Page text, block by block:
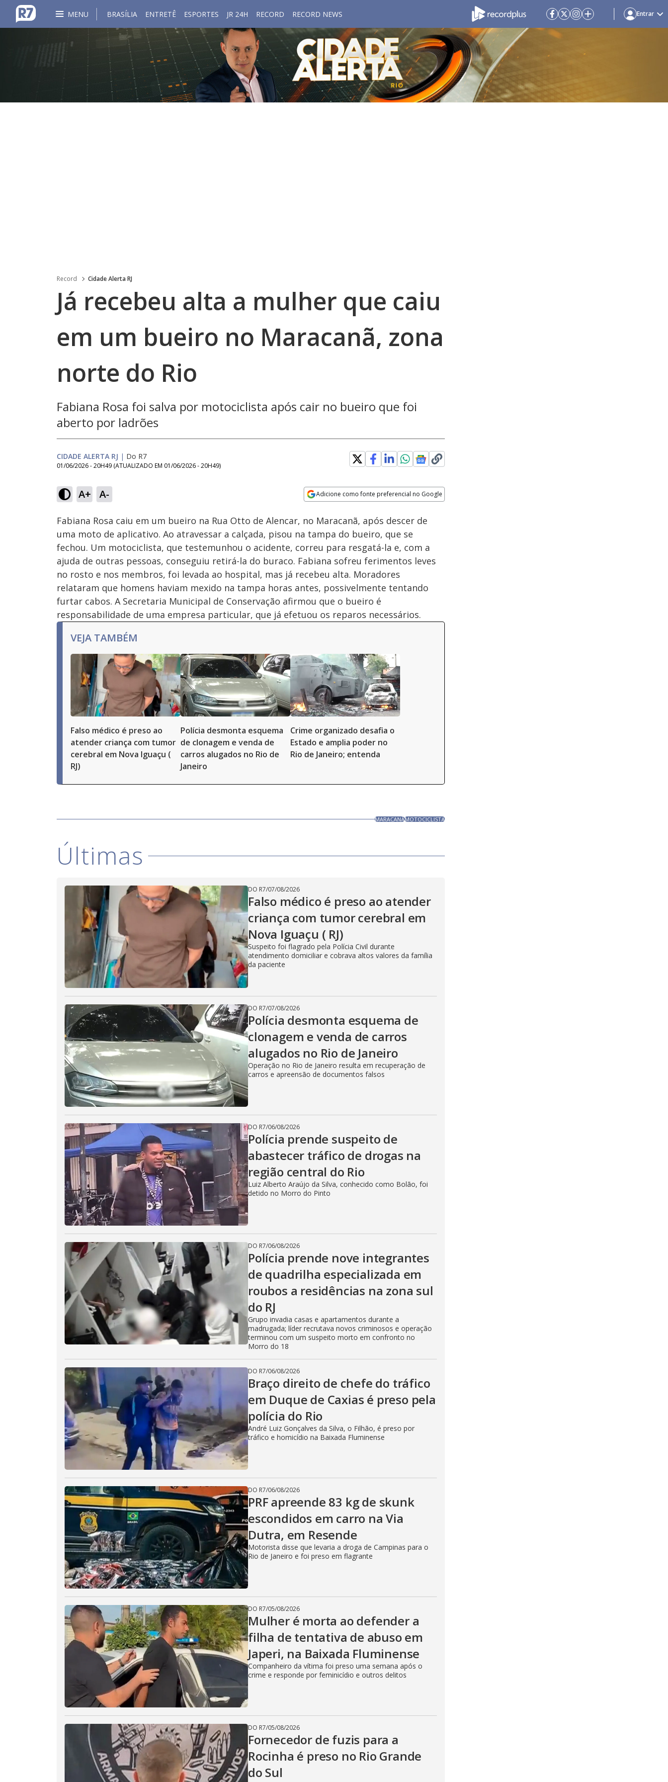
MENU BRASÍLIA ENTRETÊ ESPORTES JR 24H RECORD RECORD NEWS Entrar
Record Cidade Alerta RJ
Já recebeu alta a mulher que caiu
em um bueiro no Maracanã, zona
norte do Rio
Fabiana Rosa foi salva por motociclista após cair no bueiro que foi
aberto por ladrões
CIDADE ALERTA RJ | Do R7
01/06/2026 - 20H49 (ATUALIZADO EM 01/06/2026 - 20H49)
A+ A- Adicione como fonte preferencial no Google
Ativar
Som
Velocidade
Fabiana Rosa caiu em um bueiro na Rua Otto de Alencar, no Maracanã, após descer de
uma moto de aplicativo. Ao atravessar a calçada, pisou na tampa do bueiro, que se
fechou. Um motociclista, que testemunhou o acidente, correu para resgatá-la e, com a
ajuda de outras pessoas, conseguiu retirá-la do buraco. Fabiana sofreu ferimentos leves
no rosto e nos membros, foi levada ao hospital, mas já recebeu alta. Moradores
relataram que homens haviam mexido na tampa horas antes, possivelmente tentando
furtar cabos. A Secretaria Municipal de Conservação afirmou que o bueiro é
responsabilidade de uma empresa particular, que já efetuou os reparos necessários.
VEJA TAMBÉM
Falso médico é preso ao
atender criança com tumor
cerebral em Nova Iguaçu (
RJ)
Polícia desmonta esquema
de clonagem e venda de
carros alugados no Rio de
Janeiro
Crime organizado desafia o
Estado e amplia poder no
Rio de Janeiro; entenda
MARACANÃMOTOCICLISTA
Últimas
DO R7/07/08/2026
Falso médico é preso ao atender
criança com tumor cerebral em
Nova Iguaçu ( RJ)
Suspeito foi flagrado pela Polícia Civil durante
atendimento domiciliar e cobrava altos valores da família
da paciente
DO R7/07/08/2026
Polícia desmonta esquema de
clonagem e venda de carros
alugados no Rio de Janeiro
Operação no Rio de Janeiro resulta em recuperação de
carros e apreensão de documentos falsos
DO R7/06/08/2026
Polícia prende suspeito de
abastecer tráfico de drogas na
região central do Rio
Luiz Alberto Araújo da Silva, conhecido como Bolão, foi
detido no Morro do Pinto
DO R7/06/08/2026
Polícia prende nove integrantes
de quadrilha especializada em
roubos a residências na zona sul
do RJ
Grupo invadia casas e apartamentos durante a
madrugada; líder recrutava novos criminosos e operação
terminou com um suspeito morto em confronto no
Morro do 18
DO R7/06/08/2026
Braço direito de chefe do tráfico
em Duque de Caxias é preso pela
polícia do Rio
André Luiz Gonçalves da Silva, o Filhão, é preso por
tráfico e homicídio na Baixada Fluminense
DO R7/06/08/2026
PRF apreende 83 kg de skunk
escondidos em carro na Via
Dutra, em Resende
Motorista disse que levaria a droga de Campinas para o
Rio de Janeiro e foi preso em flagrante
DO R7/05/08/2026
Mulher é morta ao defender a
filha de tentativa de abuso em
Japeri, na Baixada Fluminense
Companheiro da vítima foi preso uma semana após o
crime e responde por feminicídio e outros delitos
DO R7/05/08/2026
Fornecedor de fuzis para a
Rocinha é preso no Rio Grande
do Sul